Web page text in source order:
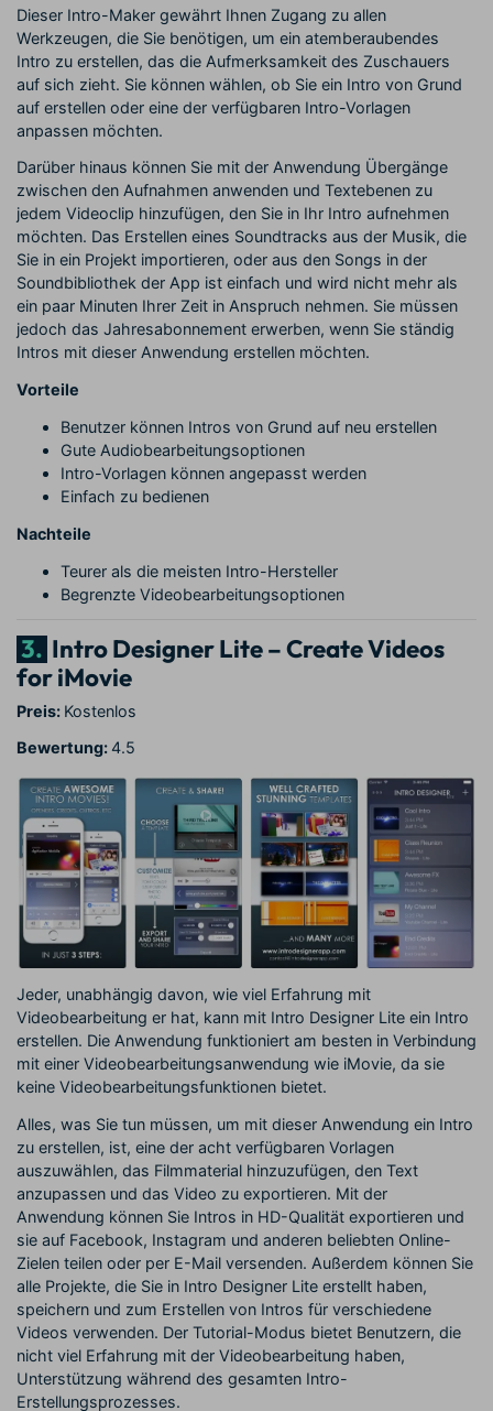
Dieser Intro-Maker gewährt Ihnen Zugang zu allen
Werkzeugen, die Sie benötigen, um ein atemberaubendes
Intro zu erstellen, das die Aufmerksamkeit des Zuschauers
auf sich zieht. Sie können wählen, ob Sie ein Intro von Grund
auf erstellen oder eine der verfügbaren Intro-Vorlagen
anpassen möchten.
Darüber hinaus können Sie mit der Anwendung Übergänge
zwischen den Aufnahmen anwenden und Textebenen zu
jedem Videoclip hinzufügen, den Sie in Ihr Intro aufnehmen
möchten. Das Erstellen eines Soundtracks aus der Musik, die
Sie in ein Projekt importieren, oder aus den Songs in der
Soundbibliothek der App ist einfach und wird nicht mehr als
ein paar Minuten Ihrer Zeit in Anspruch nehmen. Sie müssen
jedoch das Jahresabonnement erwerben, wenn Sie ständig
Intros mit dieser Anwendung erstellen möchten.
Vorteile
Benutzer können Intros von Grund auf neu erstellen
Gute Audiobearbeitungsoptionen
Intro-Vorlagen können angepasst werden
Einfach zu bedienen
Nachteile
Teurer als die meisten Intro-Hersteller
Begrenzte Videobearbeitungsoptionen
3. Intro Designer Lite – Create Videos
for iMovie
Preis: Kostenlos
Bewertung:4.5
Jeder, unabhängig davon, wie viel Erfahrung mit
Videobearbeitung er hat, kann mit Intro Designer Lite ein Intro
erstellen. Die Anwendung funktioniert am besten in Verbindung
mit einer Videobearbeitungsanwendung wie iMovie, da sie
keine Videobearbeitungsfunktionen bietet.
Alles, was Sie tun müssen, um mit dieser Anwendung ein Intro
zu erstellen, ist, eine der acht verfügbaren Vorlagen
auszuwählen, das Filmmaterial hinzuzufügen, den Text
anzupassen und das Video zu exportieren. Mit der
Anwendung können Sie Intros in HD-Qualität exportieren und
sie auf Facebook, Instagram und anderen beliebten Online-
Zielen teilen oder per E-Mail versenden. Außerdem können Sie
alle Projekte, die Sie in Intro Designer Lite erstellt haben,
speichern und zum Erstellen von Intros für verschiedene
Videos verwenden. Der Tutorial-Modus bietet Benutzern, die
nicht viel Erfahrung mit der Videobearbeitung haben,
Unterstützung während des gesamten Intro-
Erstellungsprozesses.